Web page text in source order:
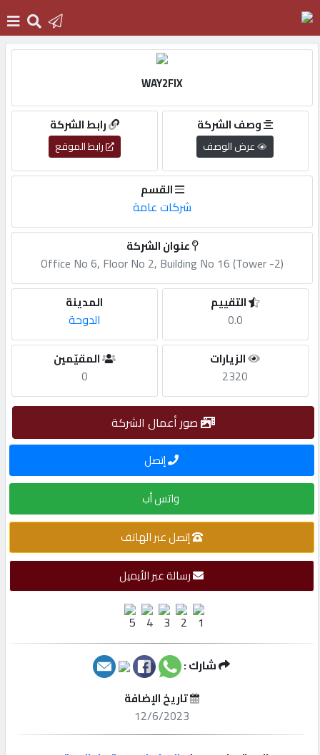
دخول
التسجيل
أضف
مطلوب
طلب
الأقسام
شركات
إعلانات
WAY2FIX
رابط الشركة
رابط الموقع
وصف الشركة
عرض الوصف
القسم
شركات عامة
عنوان الشركة
Office No 6, Floor No 2, Building No 16 (Tower -2)
المدينة
الدوحة
التقييم
0.0
المقيّمين
0
الزيارات
2320
صور أعمال الشركة
إتصل
واتس أب
إتصل عبر الهاتف
رسالة عبر الأيميل
شارك :
تاريخ الإضافة
12/6/2023